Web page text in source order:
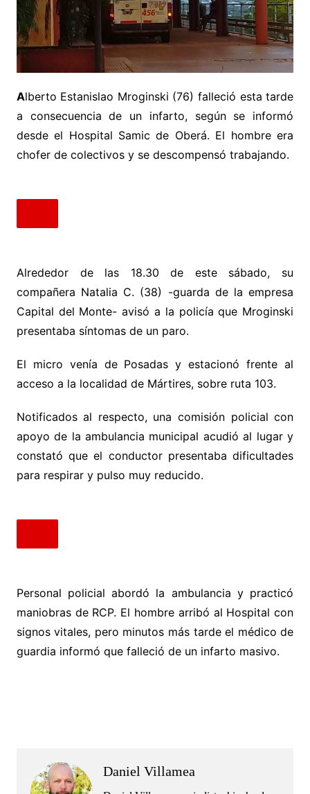
Alberto Estanislao Mroginski (76) falleció esta tarde
a consecuencia de un infarto, según se informó
desde el Hospital Samic de Oberá. El hombre era
chofer de colectivos y se descompensó trabajando.
Alrededor de las 18.30 de este sábado, su
compañera Natalia C. (38) -guarda de la empresa
Capital del Monte- avisó a la policía que Mroginski
presentaba síntomas de un paro.
El micro venía de Posadas y estacionó frente al
acceso a la localidad de Mártires, sobre ruta 103.
Notificados al respecto, una comisión policial con
apoyo de la ambulancia municipal acudió al lugar y
constató que el conductor presentaba dificultades
para respirar y pulso muy reducido.
Personal policial abordó la ambulancia y practicó
maniobras de RCP. El hombre arribó al Hospital con
signos vitales, pero minutos más tarde el médico de
guardia informó que falleció de un infarto masivo.
Daniel Villamea